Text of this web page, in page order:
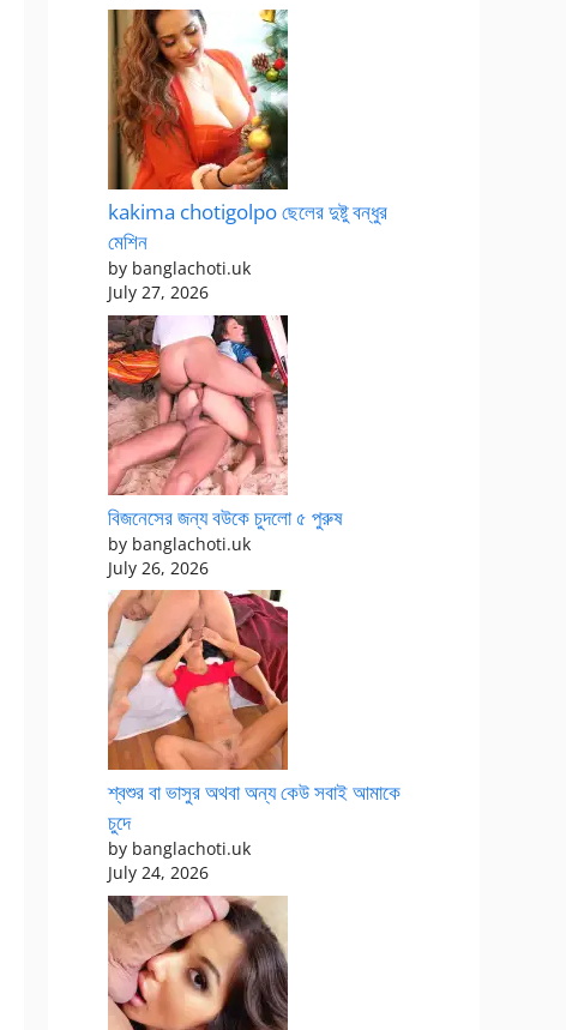
kakima chotigolpo ছেলের দুষ্টু বন্ধুর
মেশিন
by banglachoti.uk
July 27, 2026
বিজনেসের জন্য বউকে চুদলো ৫ পুরুষ
by banglachoti.uk
July 26, 2026
শ্বশুর বা ভাসুর অথবা অন্য কেউ সবাই আমাকে
চুদে
by banglachoti.uk
July 24, 2026